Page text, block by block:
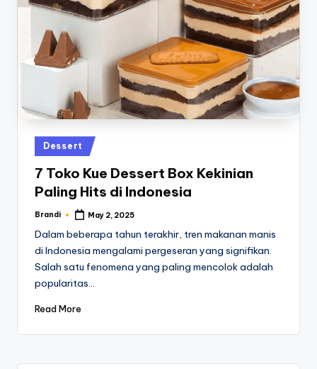
Posted
in
Dessert
7 Toko Kue Dessert Box Kekinian
Paling Hits di Indonesia
Posted
Brandi May 2, 2025
Dalam beberapa tahun terakhir, tren makanan manis
di Indonesia mengalami pergeseran yang signifikan.
Salah satu fenomena yang paling mencolok adalah
popularitas…
Read More